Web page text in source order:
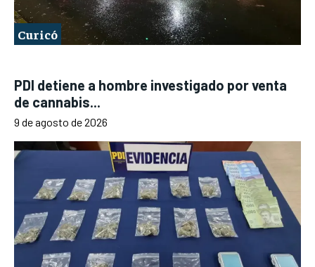
Curicó
PDI detiene a hombre investigado por venta
de cannabis...
9 de agosto de 2026